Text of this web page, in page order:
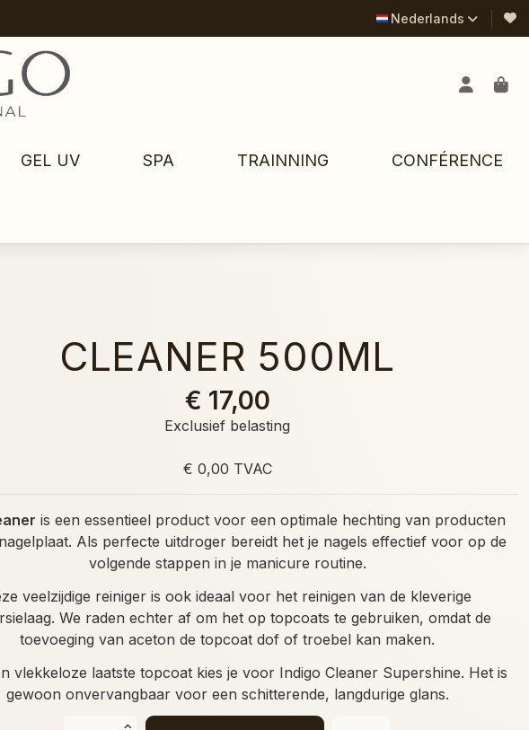
Nederlands
GEL UV SPA TRAINNING CONFÉRENCE
CLEANER 500ML
€ 17,00
Exclusief belasting
€ 0,00 TVAC
is een essentieel product voor een optimale hechting van producten
Als perfecte uitdroger bereidt het je nagels effectief voor op de
volgende stappen in je manicure routine.
veelzijdige reiniger is ook ideaal voor het reinigen van de kleverige
We raden echter af om het op topcoats te gebruiken, omdat de
toevoeging van aceton de topcoat dof of troebel kan maken.
vlekkeloze laatste topcoat kies je voor Indigo Cleaner Supershine. Het is
gewoon onvervangbaar voor een schitterende, langdurige glans.